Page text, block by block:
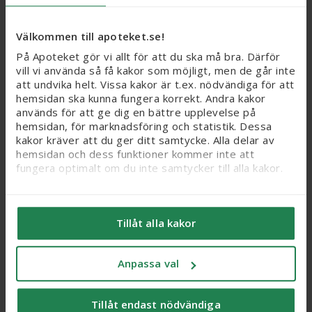
Välkommen till apoteket.se!
På Apoteket gör vi allt för att du ska må bra. Därför
vill vi använda så få kakor som möjligt, men de går inte
att undvika helt. Vissa kakor är t.ex. nödvändiga för att
hemsidan ska kunna fungera korrekt. Andra kakor
används för att ge dig en bättre upplevelse på
hemsidan, för marknadsföring och statistik. Dessa
kakor kräver att du ger ditt samtycke. Alla delar av
hemsidan och dess funktioner kommer inte att
fungera optimalt om du inte samtycker till alla kakor.
komma att behandlas genom kakor, eftersom vi bl. a.
säljer integritetskänsliga produkter som receptfria
läkemedel och produkter relaterade till hälsostatus
och sex. När du samtycker till kakor samtycker du
också till att känsliga personuppgifter kan behandlas
för samma ändamål.
Du kan ändra/dra tillbaka ditt samtycke och läsa mer
Tillåt alla kakor
Anpassa val
Tillåt endast nödvändiga
359 kr
Köp Köp
Bioregena Sun Care
Selftanning Lotion, 125
Webbpris
20%
St.Tropez Self Tan Berry
Sorbet Bronzing
Mousse, 200 ml